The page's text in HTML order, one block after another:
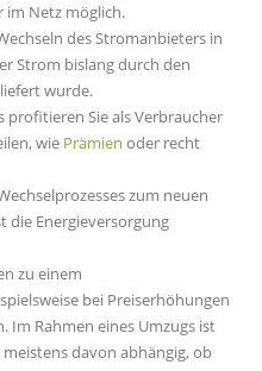
im Netz möglich.
des Stromanbieters in
Strom bislang durch den
wurde.
profitieren Sie als Verbraucher
wie Prämien oder recht
zum neuen
die Energieversorgung
zu einem
bei Preiserhöhungen
Im Rahmen eines Umzugs ist
davon abhängig, ob